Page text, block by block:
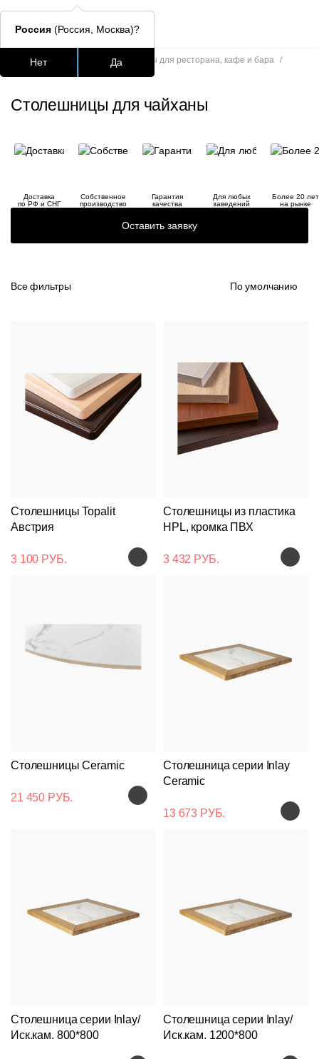
Столешницы
lars
шафран
Главная Столешницы для ресторана, кафе и бара /
Столешницы для чайханы
Столешницы для чайханы
Доставка
по РФ и СНГ
Собственное
производство
Гарантия
качества
Для любых
заведений
Более 20 лет
на рынке
Оставить заявку
Все фильтры По умолчанию
Столешницы Topalit
Австрия
3 100 РУБ.
Столешницы из пластика
HPL, кромка ПВХ
3 432 РУБ.
Столешницы Ceramic
21 450 РУБ.
Столешница серии Inlay
Ceramic
13 673 РУБ.
Столешница серии Inlay/
Иск.кам. 800*800
Столешница серии Inlay/
Иск.кам. 1200*800
Россия (Россия, Москва)?
Нет Да